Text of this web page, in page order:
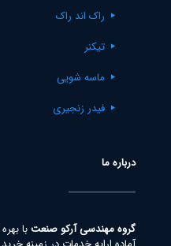
راک اند راک
تیکنر
ماسه شویی
فیدر زنجیری
درباره ما
گروه مهندسی آرکو صنعتبا